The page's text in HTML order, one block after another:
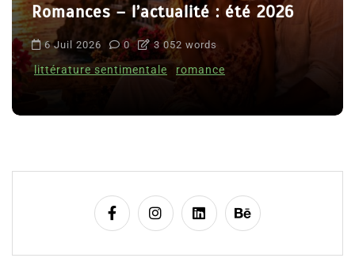
Romances – l’actualité : été 2026
6 Juil 2026 0 3 052 words
littérature sentimentale romance